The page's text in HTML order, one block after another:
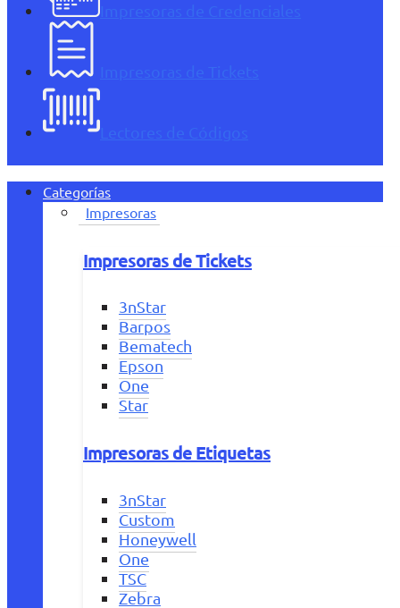
Impresoras de Credenciales
Impresoras de Tickets
Lectores de Códigos
Categorías
Impresoras
Impresoras de Tickets
3nStar
Barpos
Bematech
Epson
One
Star
Impresoras de Etiquetas
3nStar
Custom
Honeywell
One
TSC
Zebra